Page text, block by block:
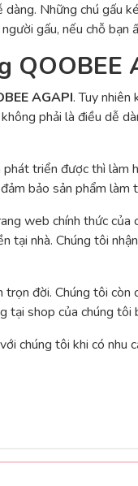
Những chú gấu
gấu, nếu chỗ
QOOBEE
AGAPI. Tuy nhiên
phải là điều dễ
triển được thì làm
bảo sản phẩm
web chính thức
nhà. Chúng tôi
đời. Chúng tôi
tại shop của chúng
chúng tôi khi có nhu